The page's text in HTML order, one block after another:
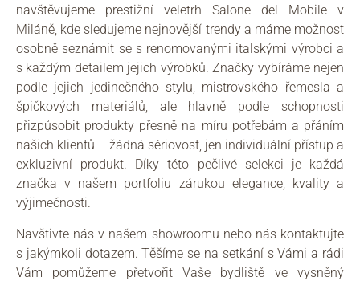
navštěvujeme prestižní veletrh Salone del Mobile v
Miláně, kde sledujeme nejnovější trendy a máme možnost
osobně seznámit se s renomovanými italskými výrobci a
s každým detailem jejich výrobků. Značky vybíráme nejen
podle jejich jedinečného stylu, mistrovského řemesla a
špičkových materiálů, ale hlavně podle schopnosti
přizpůsobit produkty přesně na míru potřebám a přáním
našich klientů – žádná sériovost, jen individuální přístup a
exkluzivní produkt. Díky této pečlivé selekci je každá
značka v našem portfoliu zárukou elegance, kvality a
výjimečnosti.
Navštivte nás v našem showroomu nebo nás kontaktujte
s jakýmkoli dotazem. Těšíme se na setkání s Vámi a rádi
Vám pomůžeme přetvořit Vaše bydliště ve vysněný